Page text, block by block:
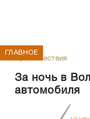
Происшествия
За ночь в
автомобиля
ГЛАВНОЕ